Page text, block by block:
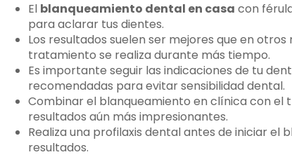
El blanqueamiento dental en casa con
para aclarar tus dientes.
Los resultados suelen ser mejores que en
tratamiento se realiza durante más tiempo.
Es importante seguir las indicaciones de tu
recomendadas para evitar sensibilidad dental.
Combinar el blanqueamiento en clínica con
resultados aún más impresionantes.
Realiza una profilaxis dental antes de iniciar
resultados.